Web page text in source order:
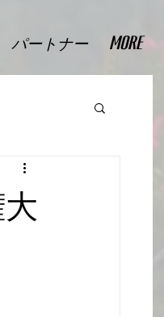
パートナー More